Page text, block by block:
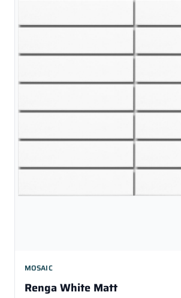
MOSAIC
Renga White Matt